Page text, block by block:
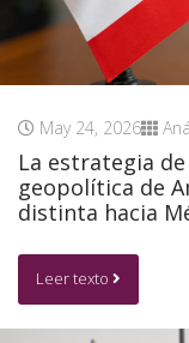
May 24, 2026
La estrategia
geopolítica de
distinta hacia
Leer texto